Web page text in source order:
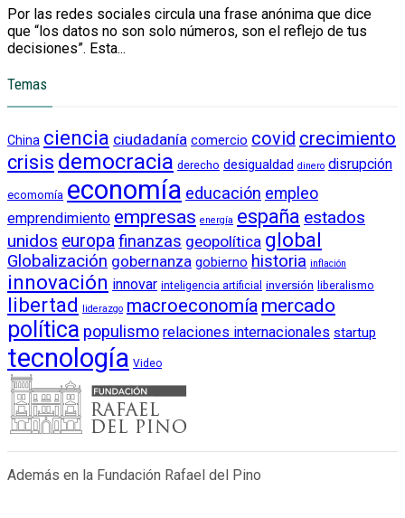
Por las redes sociales circula una frase anónima que dice
que “los datos no son solo números, son el reflejo de tus
decisiones”. Esta...
Temas
China ciencia ciudadanía comercio covid crecimiento
crisis democracia derecho desigualdad dinero disrupción
ecomomía economía educación empleo
emprendimiento empresas energía españa estados
unidos europafinanzas geopolítica global
Globalización gobernanza gobierno historia inflación
innovación innovar inteligencia artificial inversión liberalismo
libertad liderazgo macroeconomía mercado
política populismo relaciones internacionales startup
tecnología Video
Además en la Fundación Rafael del Pino